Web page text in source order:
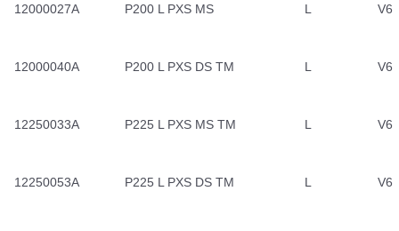
12000027A P200 L PXS MS L V6
12000040A P200 L PXS DS TM L V6
12250033A P225 L PXS MS TM L V6
12250053A P225 L PXS DS TM L V6